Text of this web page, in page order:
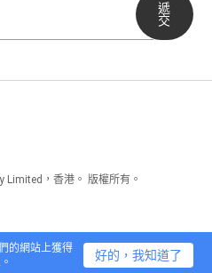
遞
交
，香港。 版權所有。
的網站上獲得
好的，我知道了